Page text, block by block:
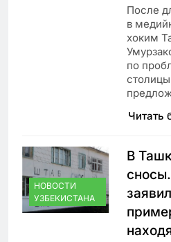
После
в
хоким
по
Читать
НОВОСТИ
УЗБЕКИСТАНА
В